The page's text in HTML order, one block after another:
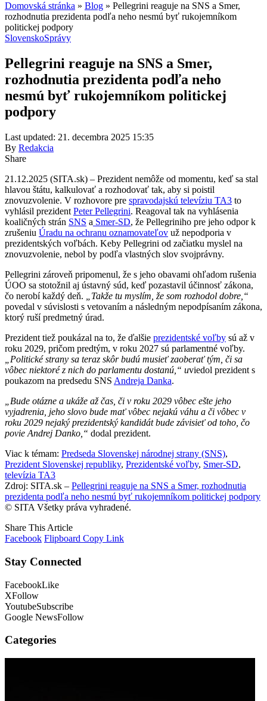
Domovská stránka » Blog » Pellegrini reaguje na SNS a Smer,
rozhodnutia prezidenta podľa neho nesmú byť rukojemníkom
politickej podpory
SlovenskoSprávy
Pellegrini reaguje na SNS a Smer,
rozhodnutia prezidenta podľa neho
nesmú byť rukojemníkom politickej
podpory
Last updated: 21. decembra 2025 15:35
By Redakcia
Share
21.12.2025 (SITA.sk) – Prezident nemôže od momentu, keď sa stal
hlavou štátu, kalkulovať a rozhodovať tak, aby si poistil
znovuzvolenie. V rozhovore pre spravodajskú televíziu TA3 to
vyhlásil prezident Peter Pellegrini. Reagoval tak na vyhlásenia
koaličných strán SNS a Smer-SD, že Pellegriniho pre jeho odpor k
zrušeniu Úradu na ochranu oznamovateľov už nepodporia v
prezidentských voľbách. Keby Pellegrini od začiatku myslel na
znovuzvolenie, nebol by podľa vlastných slov svojprávny.
Pellegrini zároveň pripomenul, že s jeho obavami ohľadom rušenia
ÚOO sa stotožnil aj ústavný súd, keď pozastavil účinnosť zákona,
čo nerobí každý deň.
„Takže tu myslím, že som rozhodol dobre,“
povedal v súvislosti s vetovaním a následným nepodpísaním zákona,
ktorý ruší predmetný úrad.
Prezident tiež poukázal na to, že ďalšie prezidentské voľby sú až v
roku 2029, pričom predtým, v roku 2027 sú parlamentné voľby.
„Politické strany sa teraz skôr budú musieť zaoberať tým, či sa
vôbec niektoré z nich do parlamentu dostanú,“ uviedol prezident s
poukazom na predsedu SNS Andreja Danka.
„Bude otázne a ukáže až čas, či v roku 2029 vôbec ešte jeho
vyjadrenia, jeho slovo bude mať vôbec nejakú váhu a či vôbec v
roku 2029 nejaký prezidentský kandidát bude závisieť od toho, čo
povie Andrej Danko,“ dodal prezident.
Viac k témam: Predseda Slovenskej národnej strany (SNS),
Prezident Slovenskej republiky, Prezidentské voľby, Smer-SD,
televízia TA3
Zdroj: SITA.sk – Pellegrini reaguje na SNS a Smer, rozhodnutia
prezidenta podľa neho nesmú byť rukojemníkom politickej podpory
© SITA Všetky práva vyhradené.
Share This Article
Facebook Flipboard Copy Link
Stay Connected
FacebookLike
XFollow
YoutubeSubscribe
Google NewsFollow
Categories